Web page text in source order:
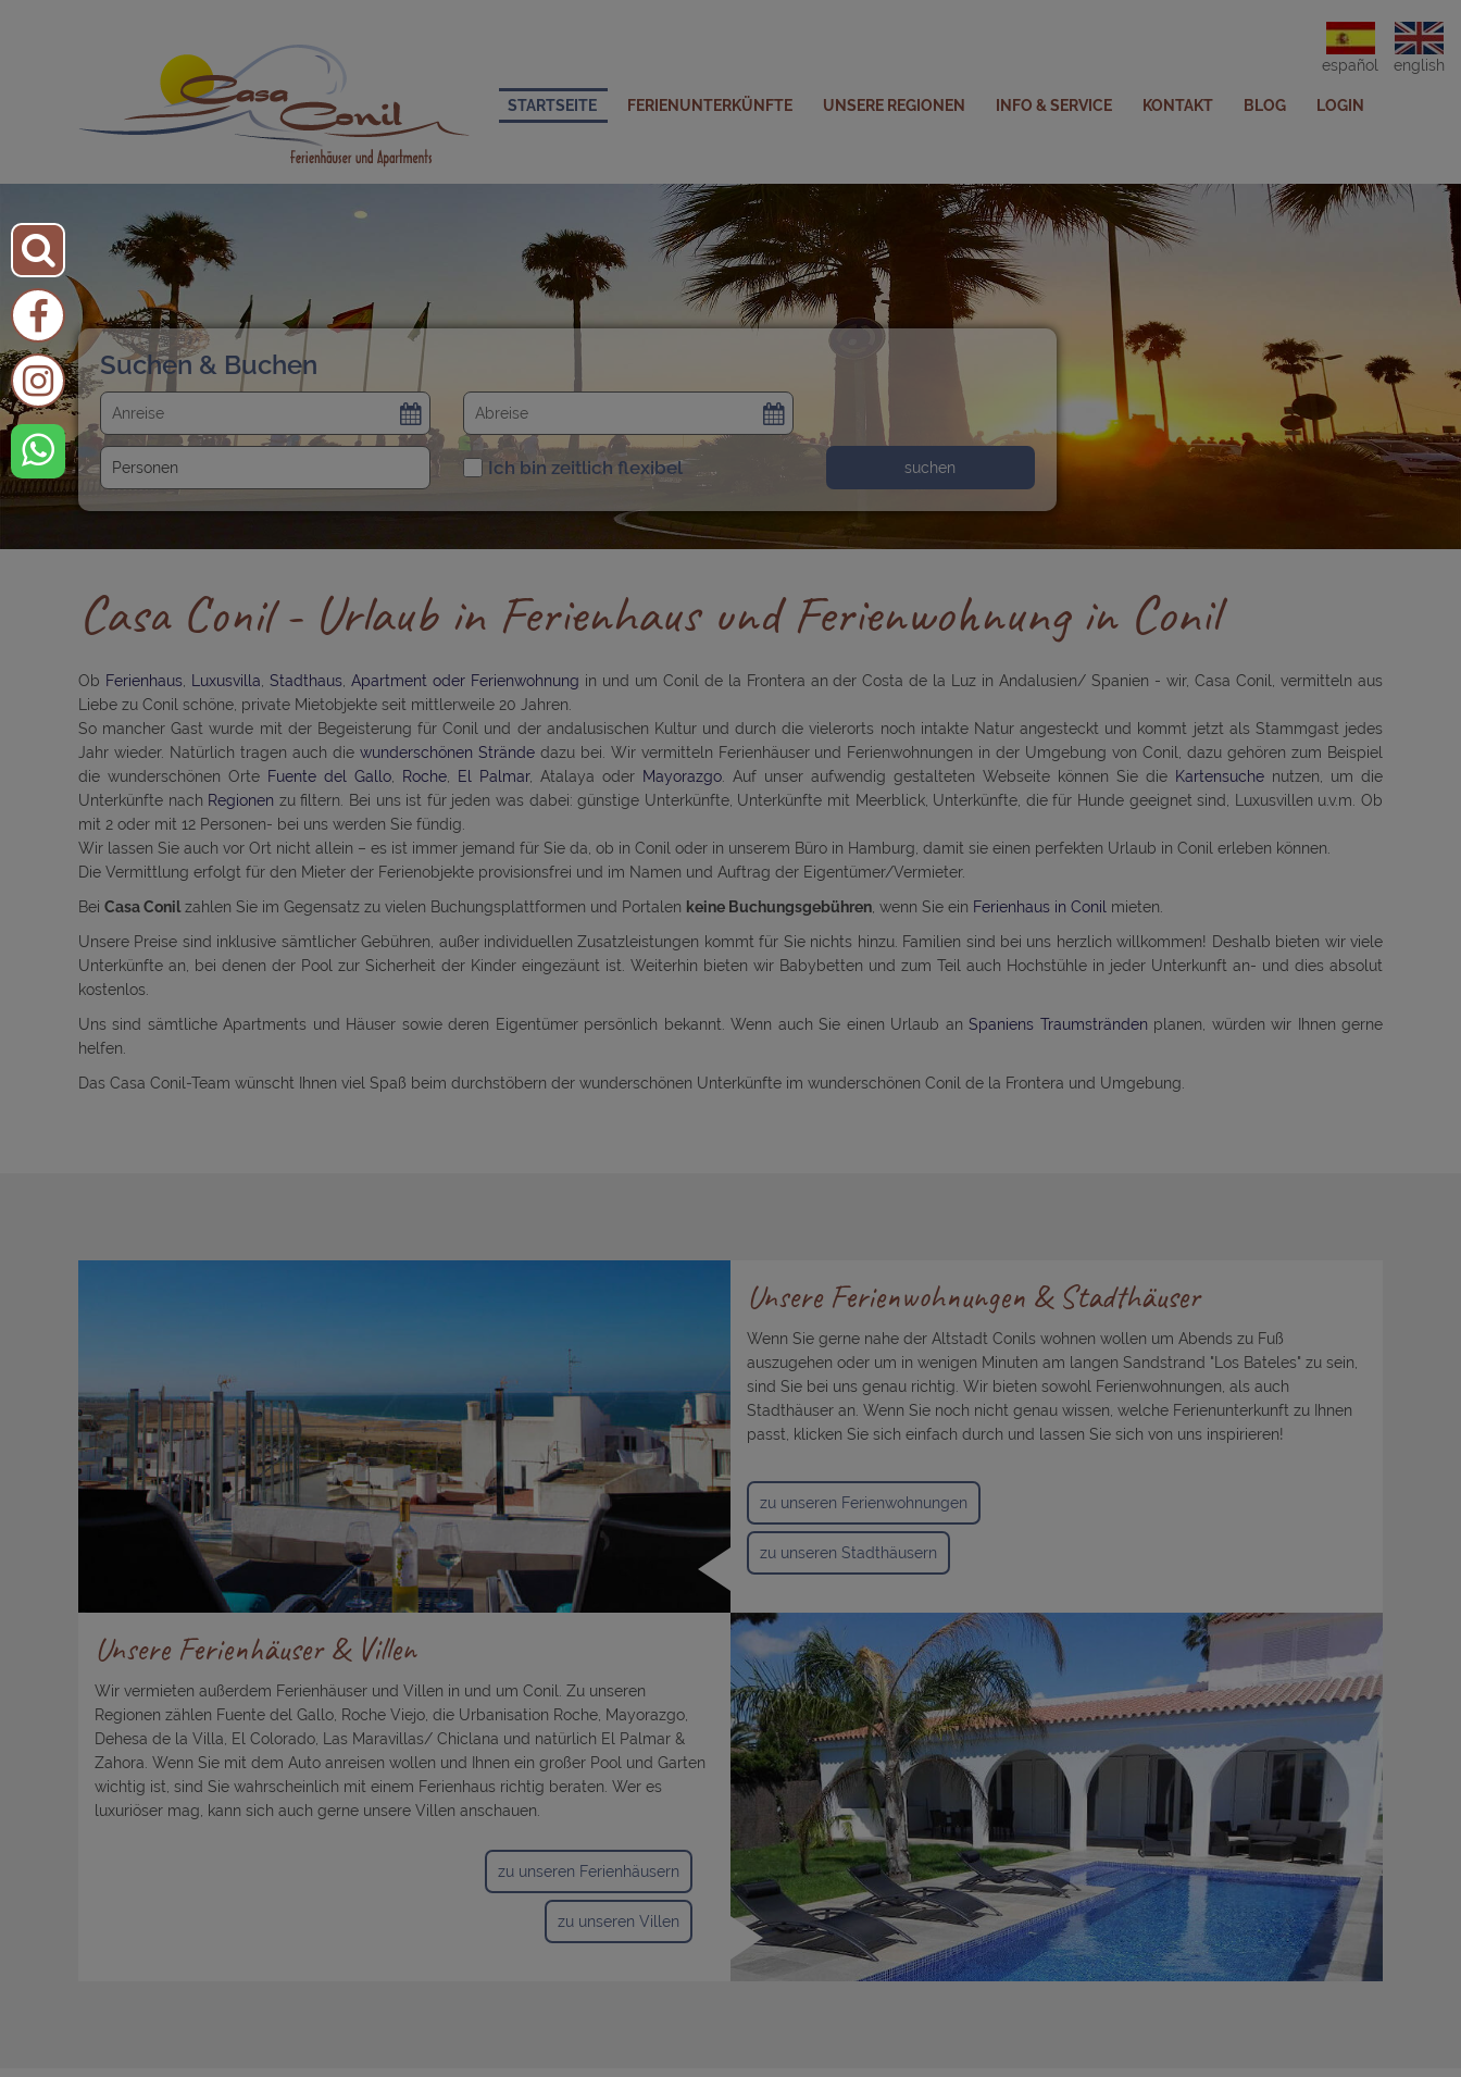
español english
STARTSEITE FERIENUNTERKÜNFTE UNSERE REGIONEN INFO & SERVICE KONTAKT BLOG LOGIN
Suchen & Buchen
Ich bin zeitlich flexibel suchen
Casa Conil - Urlaub in Ferienhaus und Ferienwohnung in Conil
Ob Ferienhaus, Luxusvilla Stadthaus, Apartment oder Ferienwohnung in und um Conil de la Frontera an der Costa de la Luz in Andalusien/ Spanien - wir, Casa Conil, vermitteln aus
Liebe zu Conil schöne, private Mietobjekte seit mittlerweile 20 Jahren.
So mancher Gast wurde mit der Begeisterung für Conil und der andalusischen Kultur und durch die vielerorts noch intakte Natur angesteckt und kommt jetzt als Stammgast jedes
Jahr wieder. Natürlich tragen auch die wunderschönen Strändedazu bei. Wir vermitteln Ferienhäuser und Ferienwohnungen in der Umgebung von Conil, dazu gehören zum Beispiel
die wunderschönen Orte Fuente del Gallo Roche El Palmar, Atalaya oder Mayorazgo . Auf unser aufwendig gestalteten Webseite können Sie die Kartensuche nutzen, um die
Unterkünfte nach Regionen zu filtern. Bei uns ist für jeden was dabei: günstige Unterkünfte, Unterkünfte mit Meerblick, Unterkünfte, die für Hunde geeignet sind, Luxusvillen u.v.m. Ob
mit 2 oder mit 12 Personen- bei uns werden Sie fündig.
Wir lassen Sie auch vor Ort nicht allein – es ist immer jemand für Sie da, ob in Conil oder in unserem Büro in Hamburg, damit sie einen perfekten Urlaub in Conil erleben können.
Die Vermittlung erfolgt für den Mieter der Ferienobjekte provisionsfrei und im Namen und Auftrag der Eigentümer/Vermieter.
Bei Casa Conil zahlen Sie im Gegensatz zu vielen Buchungsplattformen und Portalen keine Buchungsgebühren , wenn Sie ein Ferienhaus in Conil
mieten.
Unsere Preise sind inklusive sämtlicher Gebühren, außer individuellen Zusatzleistungen kommt für Sie nichts hinzu. Familien sind bei uns herzlich willkommen! Deshalb bieten wir viele
Unterkünfte an, bei denen der Pool zur Sicherheit der Kinder eingezäunt ist. Weiterhin bieten wir Babybetten und zum Teil auch Hochstühle in jeder Unterkunft an- und dies absolut
kostenlos.
Uns sind sämtliche Apartments und Häuser sowie deren Eigentümer persönlich bekannt. Wenn auch Sie einen Urlaub anSpaniens Traumstränden planen, würden wir Ihnen gerne
helfen.
Das Casa Conil-Team wünscht Ihnen viel Spaß beim durchstöbern der wunderschönen Unterkünfte im wunderschönen Conil de la Frontera und Umgebung.
Unsere Ferienwohnungen & Stadthäuser
Wenn Sie gerne nahe der Altstadt Conils wohnen wollen um Abends zu Fuß
auszugehen oder um in wenigen Minuten am langen Sandstrand "Los Bateles" zu sein,
sind Sie bei uns genau richtig. Wir bieten sowohl Ferienwohnungen, als auch
Stadthäuser an. Wenn Sie noch nicht genau wissen, welche Ferienunterkunft zu Ihnen
passt, klicken Sie sich einfach durch und lassen Sie sich von uns inspirieren!
zu unseren Ferienwohnungen
zu unseren Stadthäusern
Unsere Ferienhäuser & Villen
Wir vermieten außerdem Ferienhäuser und Villen in und um Conil. Zu unseren
Regionen zählen Fuente del Gallo, Roche Viejo, die Urbanisation Roche, Mayorazgo,
Dehesa de la Villa, El Colorado, Las Maravillas/ Chiclana und natürlich El Palmar &
Zahora. Wenn Sie mit dem Auto anreisen wollen und Ihnen ein großer Pool und Garten
wichtig ist, sind Sie wahrscheinlich mit einem Ferienhaus richtig beraten. Wer es
luxuriöser mag, kann sich auch gerne unsere Villen anschauen.
zu unseren Ferienhäusern
zu unseren Villen